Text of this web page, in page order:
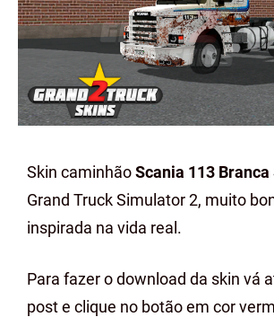
Skin caminhãoScania 113 Branca
Grand Truck Simulator 2, muito
inspirada na vida real.
Para fazer o download da skin vá
post e clique no botão em cor